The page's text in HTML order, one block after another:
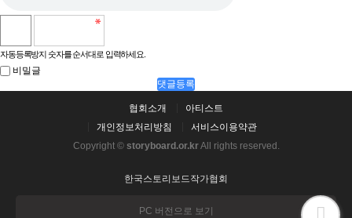
자동등록방지 숫자를 순서대로 입력하세요.
비밀글
댓글등록
협회소개
아티스트
개인정보처리방침
서비스이용약관
Copyright © storyboard.or.krAll rights reserved.
한국스토리보드작가협회
PC 버전으로 보기